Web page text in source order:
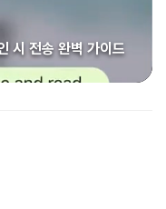
시 전송 완벽 가이드